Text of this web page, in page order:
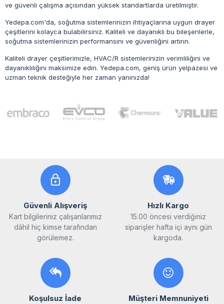
ve güvenli çalışma açısından yüksek standartlarda üretilmiştir.
Yedepa.com'da, soğutma sistemlerinizin ihtiyaçlarına uygun drayer
çeşitlerini kolayca bulabilirsiniz. Kaliteli ve dayanıklı bu bileşenlerle,
soğutma sistemlerinizin performansını ve güvenliğini artırın.
Kaliteli drayer çeşitlerimizle, HVAC/R sistemlerinizin verimliliğini ve
dayanıklılığını maksimize edin. Yedepa.com, geniş ürün yelpazesi ve
uzman teknik desteğiyle her zaman yanınızda!
Güvenli Alışveriş
Kart bilgileriniz çalışanlarımız
dâhil hiç kimse tarafından
görülemez.
Hızlı Kargo
15.00 öncesi verdiğiniz
siparişler hafta içi aynı gün
kargoda.
Koşulsuz İade Müşteri Memnuniyeti